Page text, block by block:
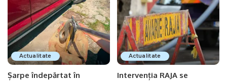
Actualitate
Șarpe îndepărtat în
Actualitate
Intervenția RAJA se